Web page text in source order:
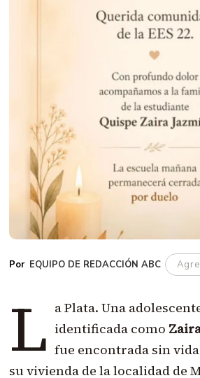
EQUIPO DE REDACCIÓN ABC
L a Plata. Una
identificada como
fue encontrada sin
su vivienda de la localidad de